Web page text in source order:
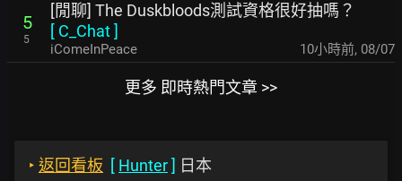
5
5
[閒聊] The Duskbloods測試資格很好抽嗎？
[ C_Chat]
iComeInPeace 10小時前, 08/07
更多 即時熱門文章 >>
‣ 返回看板 [ Hunter] 日本